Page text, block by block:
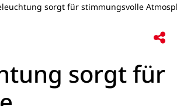
sorgt für stimmungsvolle
sorgt für